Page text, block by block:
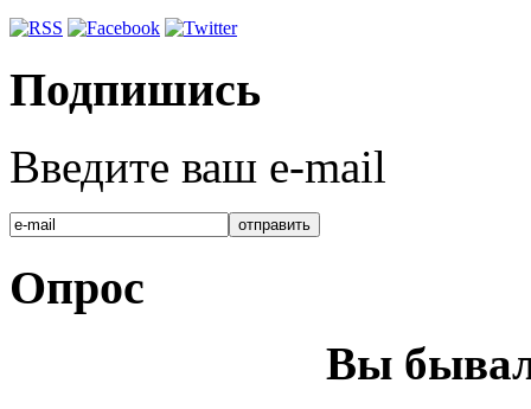
Подпишись
Введите ваш e-mail
Опрос
Вы